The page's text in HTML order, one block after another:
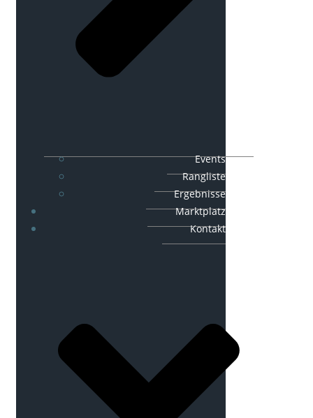
Events
Rangliste
Ergebnisse
Marktplatz
Kontakt